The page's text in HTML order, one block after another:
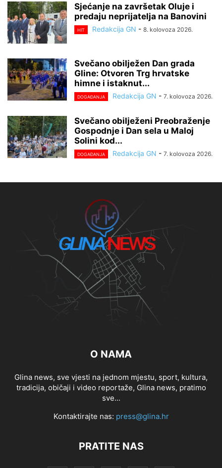
Sjećanje na završetak Oluje i
predaju neprijatelja na Banovini
HIT Redakcija GN - 8. kolovoza 2026.
Svečano obilježen Dan grada
Gline: Otvoren Trg hrvatske
himne i istaknut...
DOGAĐANJA Redakcija GN - 7. kolovoza 2026.
Svečano obilježeni Preobraženje
Gospodnje i Dan sela u Maloj
Solini kod...
DOGAĐANJA Redakcija GN - 7. kolovoza 2026.
O NAMA
Glina news, sve vjesti na jednom mjestu, sport, kultura,
tradicija, običaji i video reportaže, Glina news, pratimo
sve...
Kontaktirajte nas: press@glina.hr
PRATITE NAS